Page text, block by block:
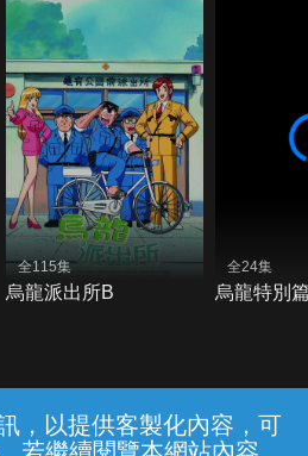
，以提供客製化內容，可
全115集
烏龍派出所B
全24集
烏龍特別
{{notifyMsg}}